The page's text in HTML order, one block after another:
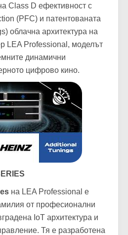
и на 70V/100V
Съчетавайки брутална
Class D ефективност с
(PFC) и патентованата
облачна архитектура на
LEA Professional, моделът
динамични
цифрово кино.
на LEA Professional е
от професионални